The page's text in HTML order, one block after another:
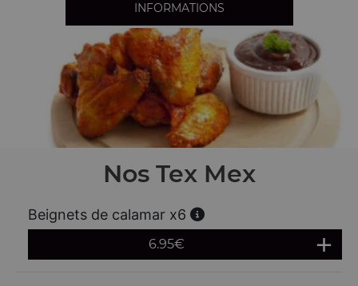
INFORMATIONS
Nos Tex Mex
Beignets de calamar x6
6.95€